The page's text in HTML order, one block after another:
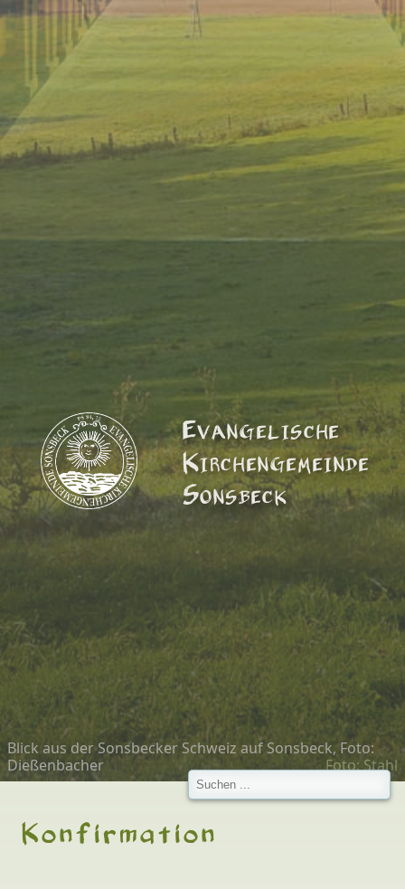
Evangelische
Kirchengemeinde
Sonsbeck
Blick aus der Sonsbecker Schweiz auf Sonsbeck, Foto:
Dießenbacher
Konfirmation